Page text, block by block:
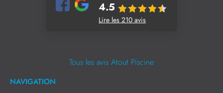
4.5
Lire les 210 avis
Tous les avis Atout Piscine
NAVIGATION